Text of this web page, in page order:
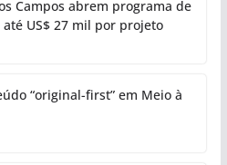
Campos abrem programa de
US$ 27 mil por projeto
“original-first” em Meio à